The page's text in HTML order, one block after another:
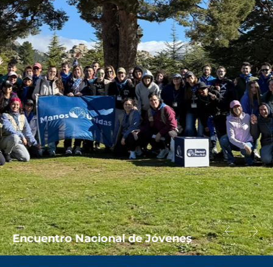
Encuentro Nacional de Jóvenes